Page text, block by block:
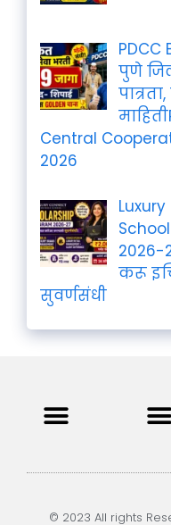
PDCC
पुणे
Central
2026
2026-
करू
सुवर्णसंधी
© 2023 All rights